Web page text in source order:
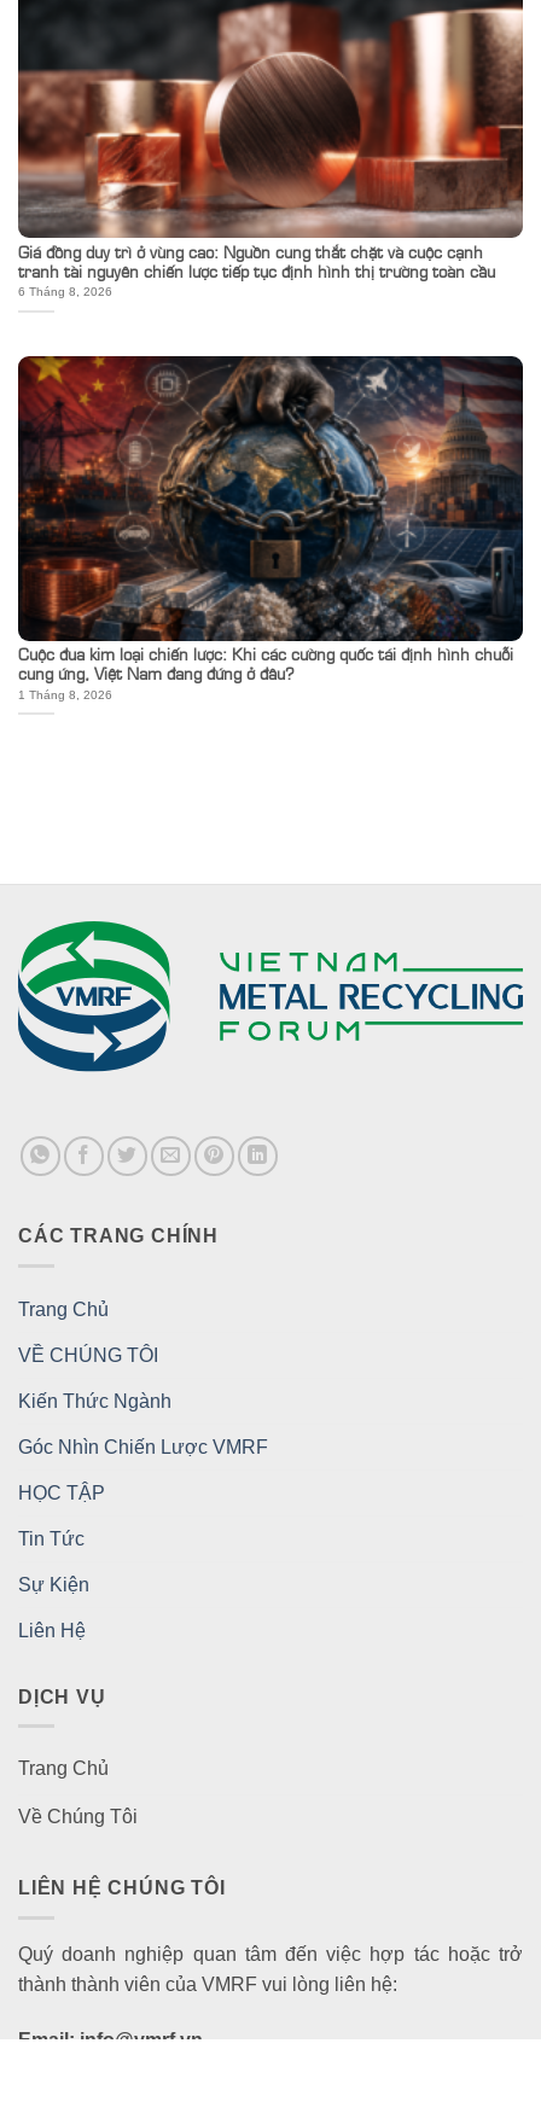
Giá đồng duy trì ở vùng cao: Nguồn cung thắt chặt và cuộc cạnh
tranh tài nguyên chiến lược tiếp tục định hình thị trường toàn cầu
6 Tháng 8, 2026
Cuộc đua kim loại chiến lược: Khi các cường quốc tái định hình chuỗi
cung ứng, Việt Nam đang đứng ở đâu?
1 Tháng 8, 2026
CÁC TRANG CHÍNH
Trang Chủ
VỀ CHÚNG TÔI
Kiến Thức Ngành
Góc Nhìn Chiến Lược VMRF
HỌC TẬP
Tin Tức
Sự Kiện
Liên Hệ
DỊCH VỤ
Trang Chủ
Về Chúng Tôi
LIÊN HỆ CHÚNG TÔI
Quý doanh nghiệp quan tâm đến việc hợp tác hoặc trở
thành thành viên của VMRF vui lòng liên hệ:
Email: info@vmrf.vn